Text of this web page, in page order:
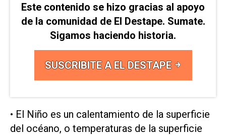
Este contenido se hizo gracias al apoyo
de la comunidad de El Destape. Sumate.
Sigamos haciendo historia.
SUSCRIBITE A EL DESTAPE
• El Niño es un calentamiento de ⁠la superficie
del océano, o temperaturas de ⁠la superficie